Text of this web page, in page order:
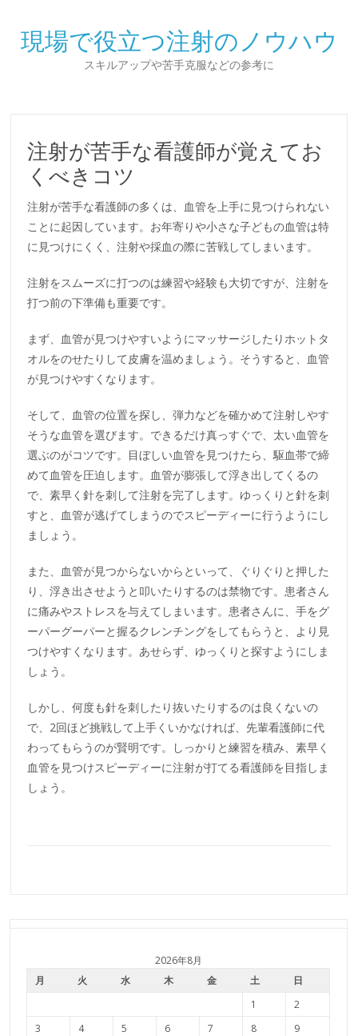
現場で役立つ注射のノウハウ
スキルアップや苦手克服などの参考に
注射が苦手な看護師が覚えてお
くべきコツ
注射が苦手な看護師の多くは、血管を上手に見つけられない
ことに起因しています。お年寄りや小さな子どもの血管は特
に見つけにくく、注射や採血の際に苦戦してしまいます。
注射をスムーズに打つのは練習や経験も大切ですが、注射を
打つ前の下準備も重要です。
まず、血管が見つけやすいようにマッサージしたりホットタ
オルをのせたりして皮膚を温めましょう。そうすると、血管
が見つけやすくなります。
そして、血管の位置を探し、弾力などを確かめて注射しやす
そうな血管を選びます。できるだけ真っすぐで、太い血管を
選ぶのがコツです。目ぼしい血管を見つけたら、駆血帯で締
めて血管を圧迫します。血管が膨張して浮き出してくるの
で、素早く針を刺して注射を完了します。ゆっくりと針を刺
すと、血管が逃げてしまうのでスピーディーに行うようにし
ましょう。
また、血管が見つからないからといって、ぐりぐりと押した
り、浮き出させようと叩いたりするのは禁物です。患者さん
に痛みやストレスを与えてしまいます。患者さんに、手をグ
ーパーグーパーと握るクレンチングをしてもらうと、より見
つけやすくなります。あせらず、ゆっくりと探すようにしま
しょう。
しかし、何度も針を刺したり抜いたりするのは良くないの
で、2回ほど挑戦して上手くいかなければ、先輩看護師に代
わってもらうのが賢明です。しっかりと練習を積み、素早く
血管を見つけスピーディーに注射が打てる看護師を目指しま
しょう。
2026年8月
月
火 水 木 金 土
日
1
2
3
4 5 6 7 8
9